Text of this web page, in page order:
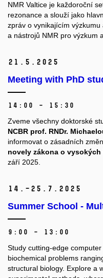
NMR Valtice je každoroční
rezonance a slouží jako
zpráv o vynikajícím
a nástrojů NMR pro výzkum
21. 5. 2025
Meeting with PhD
14:00 – 15:30
Zveme všechny doktorské
NCBR prof. RNDr.
informovat o zásadních
novely zákona o vysokých
září 2025.
14.–25. 7. 2025
Summer School -
9:00 – 13:00
Study cutting-edge
biochemical problems
structural biology. Explore a